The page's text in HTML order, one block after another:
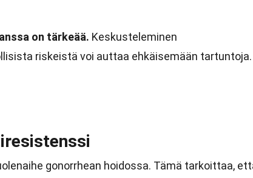
on tärkeää. Keskusteleminen
riskeistä voi auttaa ehkäisemään tartuntoja.
gonorrhean hoidossa. Tämä tarkoittaa,